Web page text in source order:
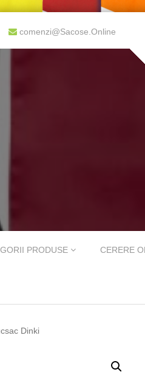
comenzi@Sacose.Online
PRODUSE CERERE
Dinki